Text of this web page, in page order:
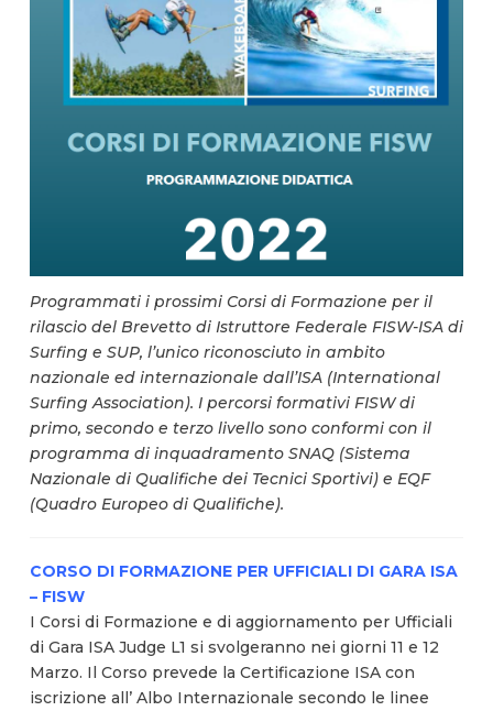
Programmati i prossimi Corsi di Formazione per il
rilascio del Brevetto di Istruttore Federale FISW-ISA di
Surfing e SUP, l’unico riconosciuto in ambito
nazionale ed internazionale dall’ISA (International
Surfing Association). I percorsi formativi FISW di
primo, secondo e terzo livello sono conformi con il
programma di inquadramento SNAQ (Sistema
Nazionale di Qualifiche dei Tecnici Sportivi) e EQF
(Quadro Europeo di Qualifiche).
CORSO DI FORMAZIONE PER UFFICIALI DI GARA ISA
– FISW
I Corsi di Formazione e di aggiornamento per Ufficiali
di Gara ISA Judge L1 si svolgeranno nei giorni 11 e 12
Marzo. Il Corso prevede la Certificazione ISA con
iscrizione all’ Albo Internazionale secondo le linee